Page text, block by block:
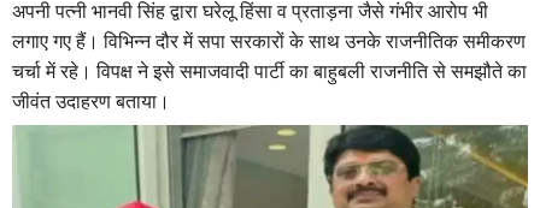
अपनी पत्नी भानवी सिंह द्वारा घरेलू हिंसा व प्रताड़ना जैसे गंभीर आरोप भी
लगाए गए हैं। विभिन्न दौर में सपा सरकारों के साथ उनके राजनीतिक समीकरण
चर्चा में रहे। विपक्ष ने इसे समाजवादी पार्टी का बाहुबली राजनीति से समझौते का
जीवंत उदाहरण बताया।